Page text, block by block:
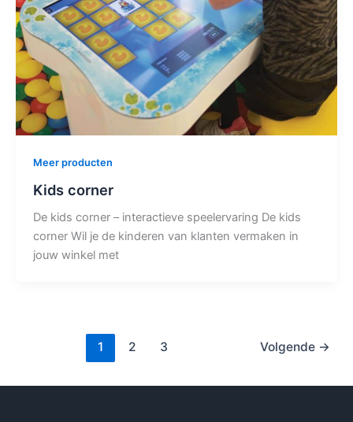
Meer producten
Kids corner
De kids corner – interactieve speelervaring De kids
corner Wil je de kinderen van klanten vermaken in
jouw winkel met
1 2 3 Volgende →